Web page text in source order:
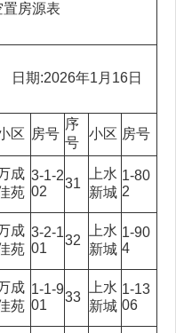
房源表
日期:2026年1月16日
区 房号
序
号
小区 房号
成
苑
3-1-2
02
31
上水
新城
1-80
2
成
苑
3-2-1
01
32
上水
新城
1-90
4
成
苑
1-1-9
01
33
上水
新城
1-13
06